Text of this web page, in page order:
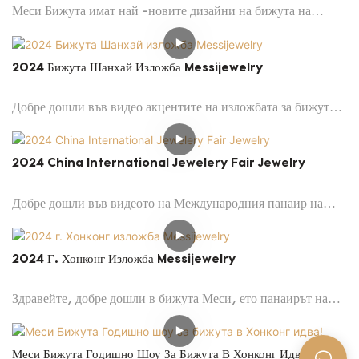
Меси Бижута имат най -новите дизайни на бижута на
2024 Бижута Шанхай Изложба Messijewelry
Добре дошли във видео акцентите на изложбата за бижута
2024 China International Jewelery Fair Jewelry
Добре дошли във видеото на Международния панаир на
2024 Г. Хонконг Изложба Messijewelry
Здравейте, добре дошли в бижута Меси, ето панаирът на
бижута в Хонконг. Това са нашите цветни лабораторни
диаманти, които също имат лабораторни диаманти във
Меси Бижута Годишно Шоу За Бижута В Хонконг Идва!